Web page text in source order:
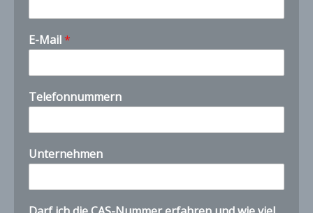
E-Mail*
Telefonnummern
Unternehmen
C